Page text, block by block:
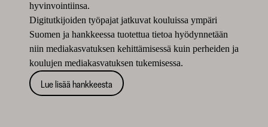
hyvinvointiinsa.
Digitutkijoiden työpajat jatkuvat kouluissa ympäri
Suomen ja hankkeessa tuotettua tietoa hyödynnetään
niin mediakasvatuksen kehittämisessä kuin perheiden ja
koulujen mediakasvatuksen tukemisessa.
Lue lisää hankkeesta